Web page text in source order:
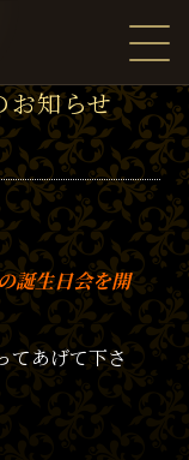
お知らせ
誕生日会を開
てあげて下さ